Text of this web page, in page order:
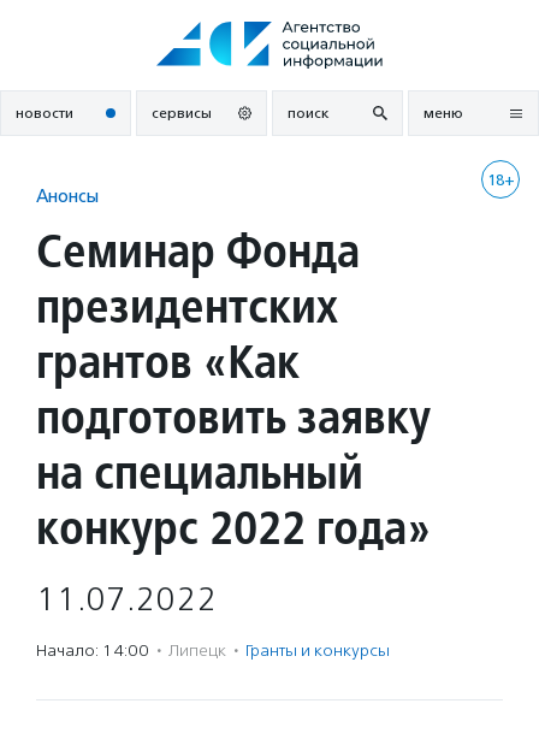
новости сервисы поиск меню
18+
Анонсы
Cеминар Фонда
президентских
грантов «Как
подготовить заявку
на специальный
конкурс 2022 года»
11.07.2022
Начало: 14:00 · Липецк · Гранты и конкурсы